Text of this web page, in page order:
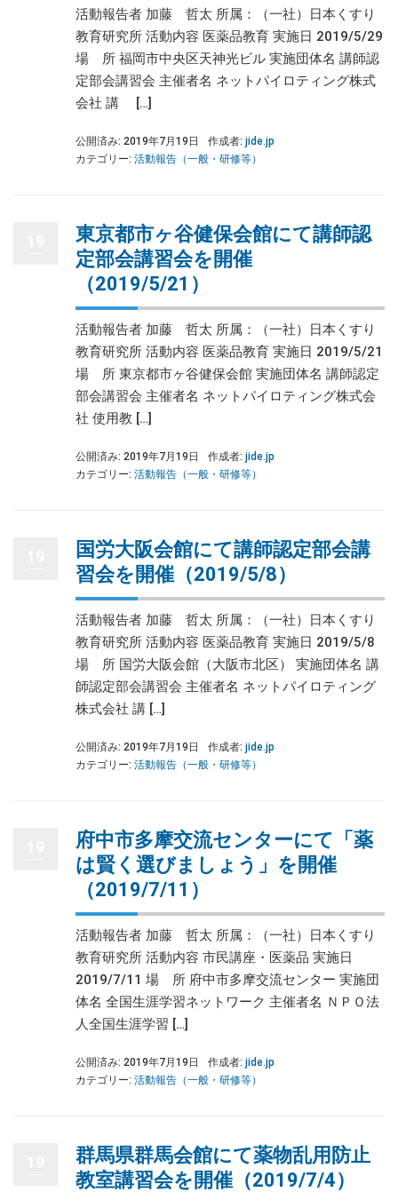
活動報告者 加藤 哲太 所属：（一社）日本くすり
教育研究所 活動内容 医薬品教育 実施日 2019/5/29
場 所 福岡市中央区天神光ビル 実施団体名 講師認
定部会講習会 主催者名 ネットパイロティング株式
会社 講 […]
公開済み: 2019年7月19日 作成者: jide.jp
カテゴリー: 活動報告（一般・研修等）
東京都市ヶ谷健保会館にて講師認
定部会講習会を開催
（2019/5/21）
活動報告者 加藤 哲太 所属：（一社）日本くすり
教育研究所 活動内容 医薬品教育 実施日 2019/5/21
場 所 東京都市ヶ谷健保会館 実施団体名 講師認定
部会講習会 主催者名 ネットパイロティング株式会
社 使用教 […]
公開済み: 2019年7月19日 作成者: jide.jp
カテゴリー: 活動報告（一般・研修等）
国労大阪会館にて講師認定部会講
習会を開催（2019/5/8）
活動報告者 加藤 哲太 所属：（一社）日本くすり
教育研究所 活動内容 医薬品教育 実施日 2019/5/8
場 所 国労大阪会館（大阪市北区） 実施団体名 講
師認定部会講習会 主催者名 ネットパイロティング
株式会社 講 […]
公開済み: 2019年7月19日 作成者: jide.jp
カテゴリー: 活動報告（一般・研修等）
府中市多摩交流センターにて「薬
は賢く選びましょう」を開催
（2019/7/11）
活動報告者 加藤 哲太 所属：（一社）日本くすり
教育研究所 活動内容 市民講座・医薬品 実施日
2019/7/11 場 所 府中市多摩交流センター 実施団
体名 全国生涯学習ネットワーク 主催者名 ＮＰＯ法
人全国生涯学習 […]
公開済み: 2019年7月19日 作成者: jide.jp
カテゴリー: 活動報告（一般・研修等）
群馬県群馬会館にて薬物乱用防止
教室講習会を開催（2019/7/4）